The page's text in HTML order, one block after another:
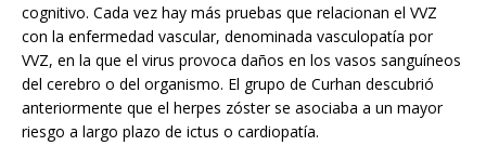
cognitivo. Cada vez hay más pruebas que relacionan el VVZ
con la enfermedad vascular, denominada vasculopatía por
VVZ, en la que el virus provoca daños en los vasos sanguíneos
del cerebro o del organismo. El grupo de Curhan descubrió
anteriormente que el herpes zóster se asociaba a un mayor
riesgo a largo plazo de ictus o cardiopatía.